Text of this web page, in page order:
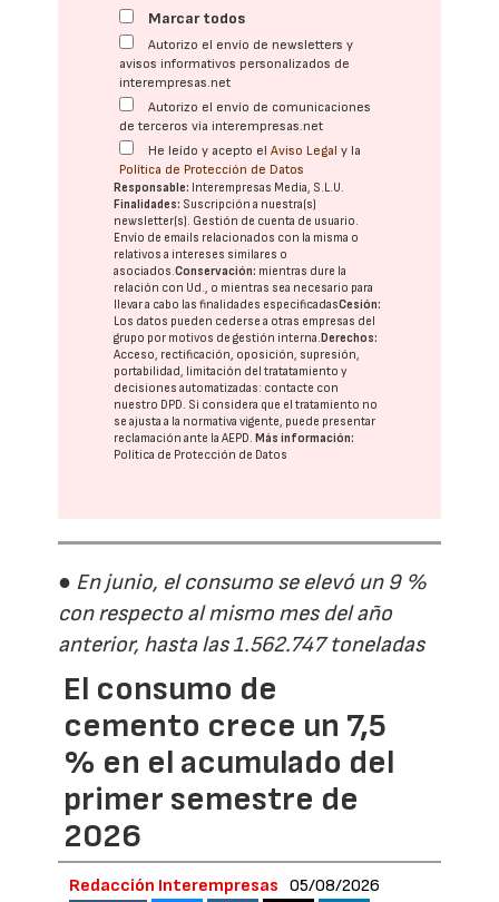
Marcar todos
Autorizo el envío de newsletters y
avisos informativos personalizados de
interempresas.net
Autorizo el envío de comunicaciones
de terceros vía interempresas.net
He leído y acepto elAviso Legal y la
Política de Protección de Datos
Responsable: Interempresas Media, S.L.U.
Finalidades: Suscripción a nuestra(s)
newsletter(s). Gestión de cuenta de usuario.
Envío de emails relacionados con la misma o
relativos a intereses similares o
asociados.Conservación: mientras dure la
relación con Ud., o mientras sea necesario para
llevar a cabo las finalidades especificadasCesión:
Los datos pueden cederse a otras empresas del
grupo por motivos de gestión interna.Derechos:
Acceso, rectificación, oposición, supresión,
portabilidad, limitación del tratatamiento y
decisiones automatizadas: contacte con
nuestro DPD. Si considera que el tratamiento no
se ajusta a la normativa vigente, puede presentar
reclamación ante laAEPD.Más información:
Política de Protección de Datos
● En junio, el consumo se elevó un 9 %
con respecto al mismo mes del año
anterior, hasta las 1.562.747 toneladas
El consumo de
cemento crece un 7,5
% en el acumulado del
primer semestre de
2026
Redacción Interempresas 05/08/2026